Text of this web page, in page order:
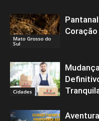
Mato Grosso do
Sul
Cidades